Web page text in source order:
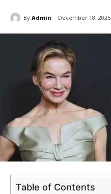
By Admin December 18, 2025
Table of Contents